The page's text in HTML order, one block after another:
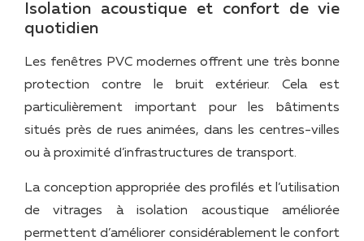
Isolation acoustique et confort de vie
quotidien
Les fenêtres PVC modernes offrent une très bonne
protection contre le bruit extérieur. Cela est
particulièrement important pour les bâtiments
situés près de rues animées, dans les centres-villes
ou à proximité d’infrastructures de transport.
La conception appropriée des profilés et l’utilisation
de vitrages à isolation acoustique améliorée
permettent d’améliorer considérablement le confort